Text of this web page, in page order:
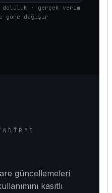
· gerçek verim
göre değişir
güncellemeleri
kasıtlı